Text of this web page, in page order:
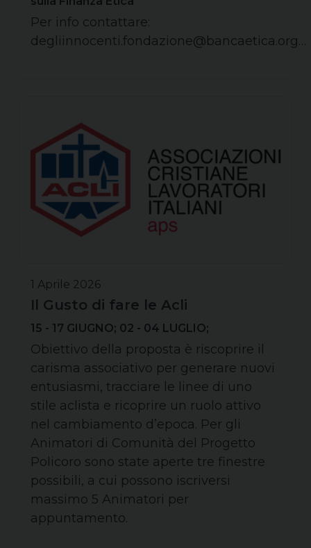
Per info contattare:
degliinnocenti.fondazione@bancaetica.org…
1 Aprile 2026
Il Gusto di fare le Acli
15 - 17 GIUGNO; 02 - 04 LUGLIO;
Obiettivo della proposta è riscoprire il
carisma associativo per generare nuovi
entusiasmi, tracciare le linee di uno
stile aclista e ricoprire un ruolo attivo
nel cambiamento d’epoca. Per gli
Animatori di Comunità del Progetto
Policoro sono state aperte tre finestre
possibili, a cui possono iscriversi
massimo 5 Animatori per
appuntamento.